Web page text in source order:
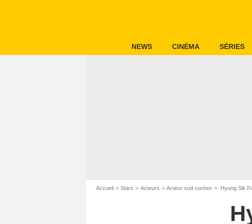
NEWS CINÉMA SÉRIES
Accueil Stars Acteurs Acteur sud-coréen Hyung Sik